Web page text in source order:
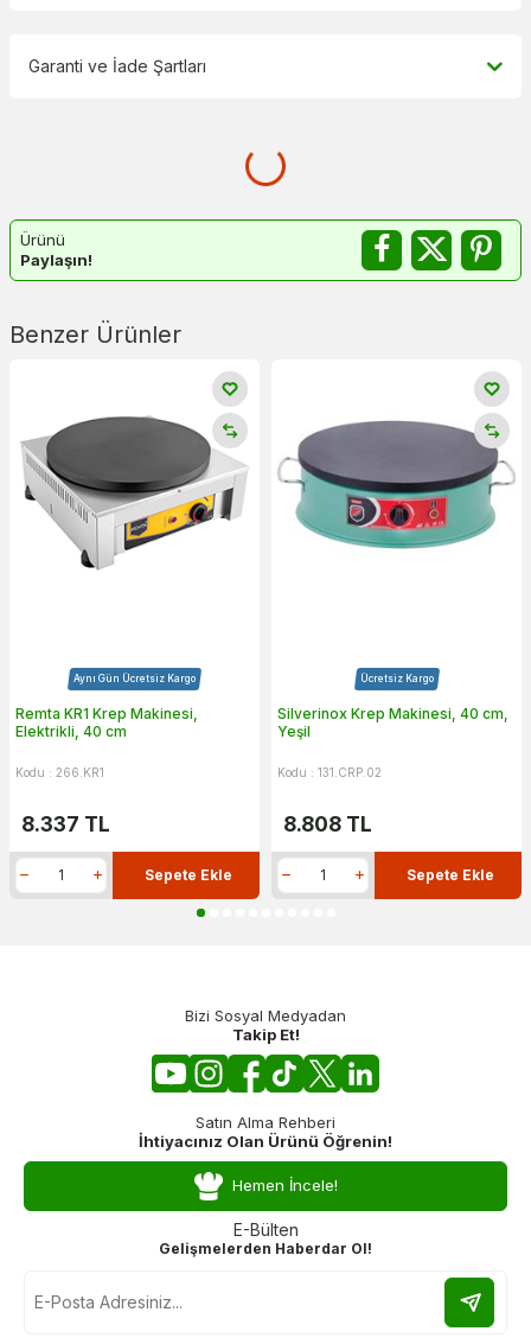
Garanti ve İade Şartları
Ürünü
Paylaşın!
Benzer Ürünler
Aynı Gün Ücretsiz Kargo
Remta KR1 Krep Makinesi,
Elektrikli, 40 cm
Kodu : 266.KR1
8.337 TL
Sepete Ekle
Ücretsiz Kargo
Silverinox Krep Makinesi, 40 cm,
Yeşil
Kodu : 131.CRP.02
8.808 TL
Sepete Ekle
Bizi Sosyal Medyadan
Takip Et!
Satın Alma Rehberi
İhtiyacınız Olan Ürünü Öğrenin!
Hemen İncele!
E-Bülten
Gelişmelerden Haberdar Ol!